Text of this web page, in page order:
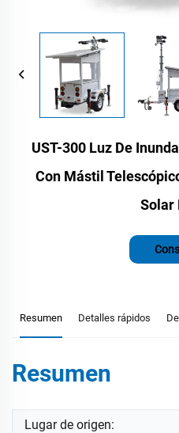
UST-300 Luz De
Con Mástil
Solar
Resumen Detalles rápidos
Resumen
Lugar de origen: